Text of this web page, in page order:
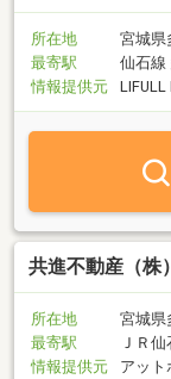
所在地
宮城県
最寄駅
仙石線
情報提供元
LIFULL
共進不動産（株）
所在地
宮城県
最寄駅
ＪＲ
情報提供元
アット